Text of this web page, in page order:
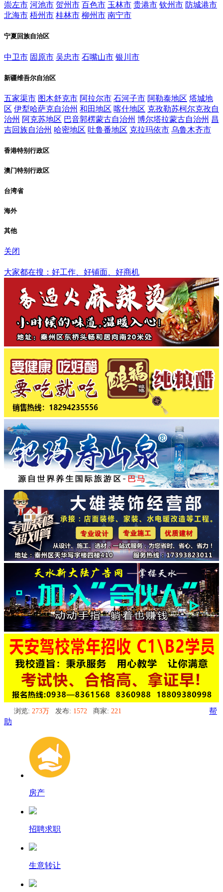
崇左市 河池市 贺州市 百色市 玉林市 贵港市 钦州市 防城港市
北海市 梧州市 桂林市 柳州市 南宁市
宁夏回族自治区
中卫市 固原市 吴忠市 石嘴山市 银川市
新疆维吾尔自治区
五家渠市 图木舒克市 阿拉尔市 石河子市 阿勒泰地区 塔城地
区 伊犁哈萨克自治州 和田地区 喀什地区 克孜勒苏柯尔克孜自
治州 阿克苏地区 巴音郭楞蒙古自治州 博尔塔拉蒙古自治州 昌
吉回族自治州 哈密地区 吐鲁番地区 克拉玛依市 乌鲁木齐市
香港特别行政区
澳门特别行政区
台湾省
海外
其他
关闭
大家都在搜：好工作、好铺面、好商机
浏览: 273万 发布: 1572 商家: 221
帮
助
房产
招聘求职
生意转让